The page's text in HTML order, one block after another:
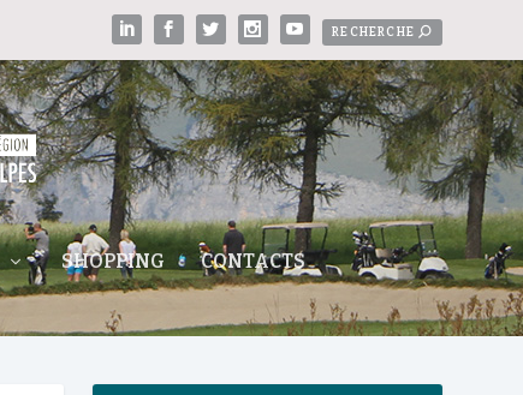
SHOPPING CONTACTS